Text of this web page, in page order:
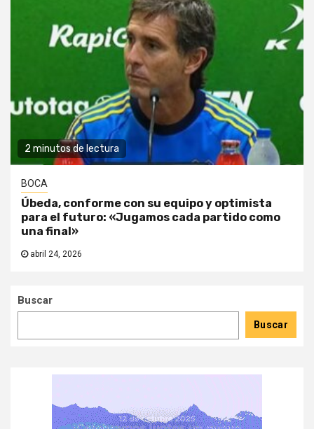
2 minutos de lectura
BOCA
Úbeda, conforme con su equipo y optimista
para el futuro: «Jugamos cada partido como
una final»
abril 24, 2026
Buscar
Buscar